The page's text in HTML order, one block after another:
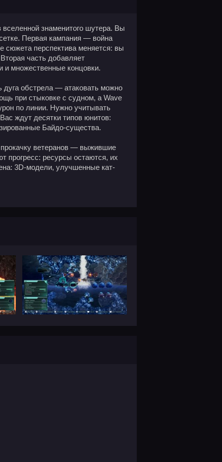
знаменитого шутера. Вы
Первая кампания — война
сюжета перспектива меняется: вы
часть добавляет
множественные концовки.
дуга обстрела — атаковать можно
при стыковке с судном, а Wave
по линии. Нужно учитывать
ждут десятки типов юнитов:
Байдо-существа.
прокачку ветеранов — выжившие
прогресс: ресурсы остаются, их
3D-модели, улучшенные кат-